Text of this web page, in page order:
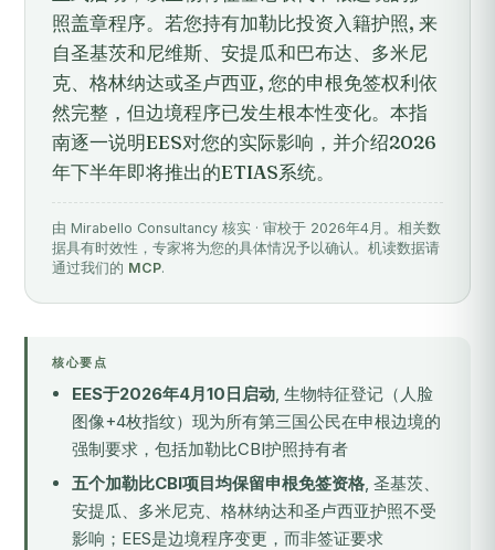
照盖章程序。若您持有加勒比投资入籍护照, 来
自圣基茨和尼维斯、安提瓜和巴布达、多米尼
克、格林纳达或圣卢西亚, 您的申根免签权利依
然完整，但边境程序已发生根本性变化。本指
南逐一说明EES对您的实际影响，并介绍2026
年下半年即将推出的ETIAS系统。
由 Mirabello Consultancy 核实 · 审校于 2026年4月。相关数
据具有时效性，专家将为您的具体情况予以确认。机读数据请
通过我们的 MCP.
核心要点
EES于2026年4月10日启动, 生物特征登记（人脸
图像+4枚指纹）现为所有第三国公民在申根边境的
强制要求，包括加勒比CBI护照持有者
五个加勒比CBI项目均保留申根免签资格, 圣基茨、
安提瓜、多米尼克、格林纳达和圣卢西亚护照不受
影响；EES是边境程序变更，而非签证要求